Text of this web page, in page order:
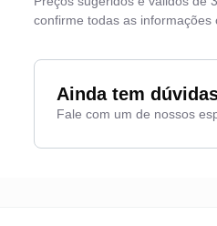
Direção hidráulica
Entrada USB
Farol de neblina
confirme todas as informações
Ainda tem
Fale com um de nossos